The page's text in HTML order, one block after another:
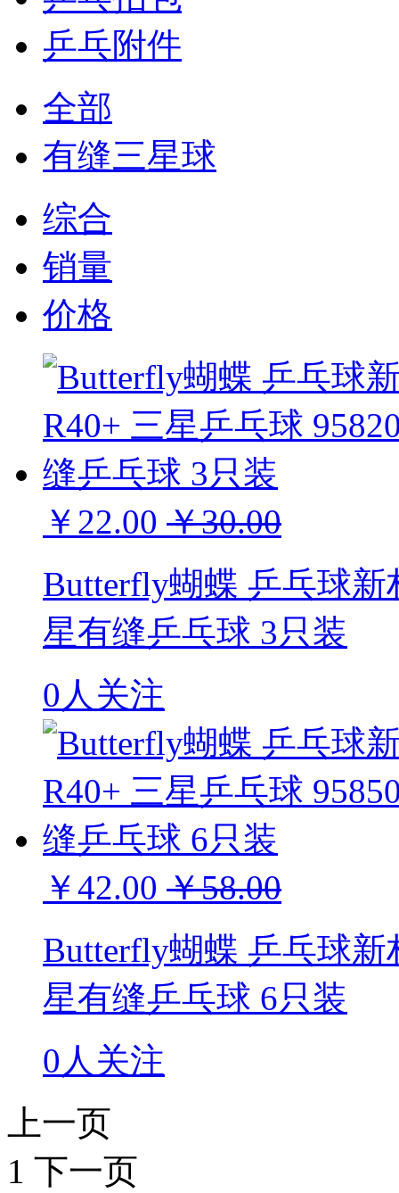
乒乓附件
全部
有缝三星球
综合
销量
价格
￥22.00 ￥30.00
Butterfly蝴蝶 乒乓球新
星有缝乒乓球 3只装
0人关注
￥42.00 ￥58.00
Butterfly蝴蝶 乒乓球新
星有缝乒乓球 6只装
0人关注
上一页
1 下一页